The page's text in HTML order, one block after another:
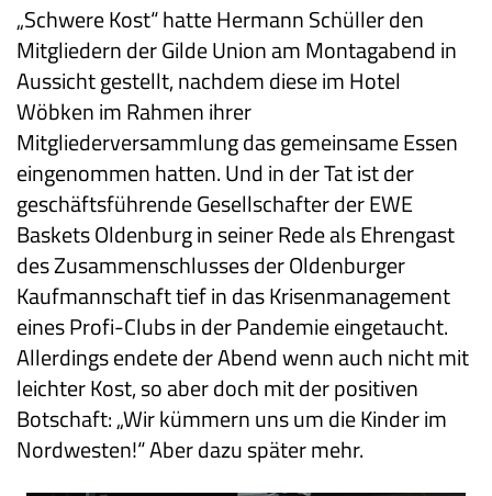
„Schwere Kost“ hatte Hermann Schüller den
Mitgliedern der Gilde Union am Montagabend in
Aussicht gestellt, nachdem diese im Hotel
Wöbken im Rahmen ihrer
Mitgliederversammlung das gemeinsame Essen
eingenommen hatten. Und in der Tat ist der
geschäftsführende Gesellschafter der EWE
Baskets Oldenburg in seiner Rede als Ehrengast
des Zusammenschlusses der Oldenburger
Kaufmannschaft tief in das Krisenmanagement
eines Profi-Clubs in der Pandemie eingetaucht.
Allerdings endete der Abend wenn auch nicht mit
leichter Kost, so aber doch mit der positiven
Botschaft: „Wir kümmern uns um die Kinder im
Nordwesten!“ Aber dazu später mehr.